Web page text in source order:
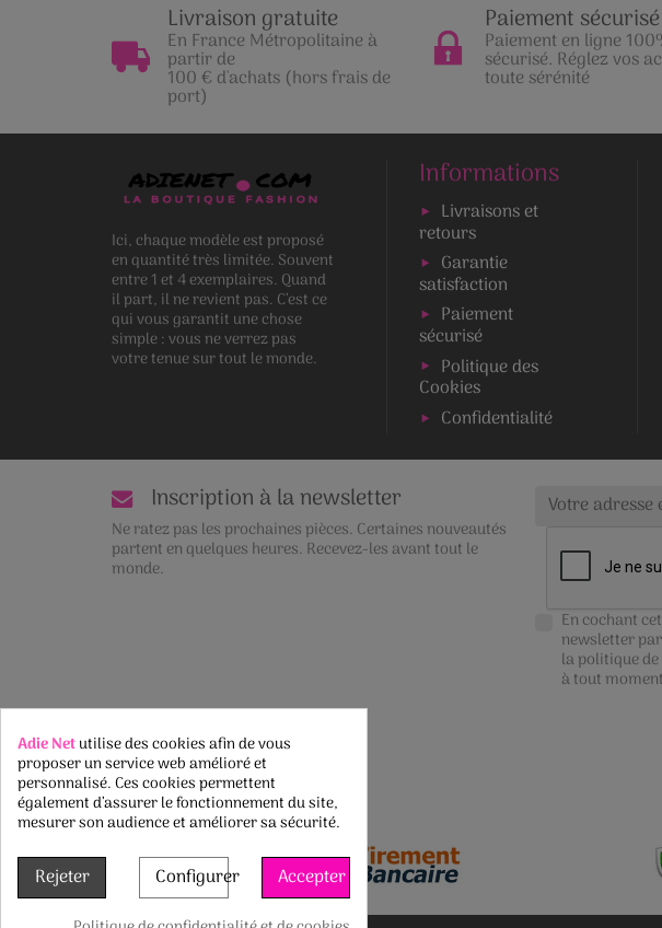
Livraison gratuite
En France Métropolitaine à
partir de
100 € d'achats (hors frais de
port)
Paiement sécurisé
Paiement en ligne
sécurisé. Réglez vos
toute sérénité
Ici, chaque modèle est proposé
en quantité très limitée. Souvent
entre 1 et 4 exemplaires. Quand
il part, il ne revient pas. C’est ce
qui vous garantit une chose
simple : vous ne verrez pas
votre tenue sur tout le monde.
Informations
Livraisons et
retours
Garantie
satisfaction
Paiement
sécurisé
Politique des
Cookies
Confidentialité
Inscription à la newsletter
Ne ratez pas les prochaines pièces. Certaines nouveautés
partent en quelques heures. Recevez-les avant tout le
monde.
En cochant
newsletter
lapolitique
à tout
Rétractation du contrat
Suivre le statut de la rétractation
Adie Netutilise des cookies afin de vous
proposer un service web amélioré et
personnalisé. Ces cookies permettent
également d’assurer le fonctionnement du site,
mesurer son audience et améliorer sa sécurité.
Rejeter Configurer Accepter